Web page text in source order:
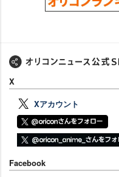
X
Xアカウント
Facebook